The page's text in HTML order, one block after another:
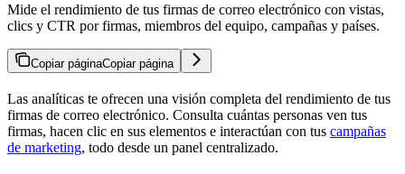
Mide el rendimiento de tus firmas de correo electrónico con vistas,
clics y CTR por firmas, miembros del equipo, campañas y países.
Copiar páginaCopiar página
Las analíticas te ofrecen una visión completa del rendimiento de tus
firmas de correo electrónico. Consulta cuántas personas ven tus
firmas, hacen clic en sus elementos e interactúan con tus campañas
de marketing, todo desde un panel centralizado.